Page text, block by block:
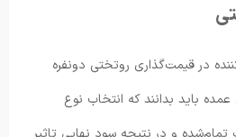
در قیمت‌گذاری روتختی دونفره
باید بدانند که انتخاب نوع